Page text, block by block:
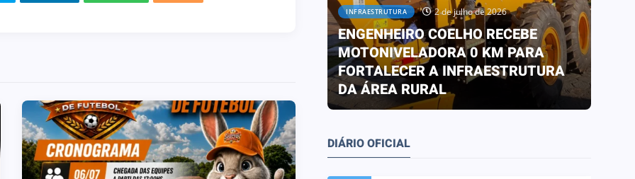
INFRAESTRUTURA 2 de julho de 2026
ENGENHEIRO COELHO RECEBE
MOTONIVELADORA 0 KM PARA
FORTALECER A INFRAESTRUTURA
DA ÁREA RURAL
DIÁRIO OFICIAL